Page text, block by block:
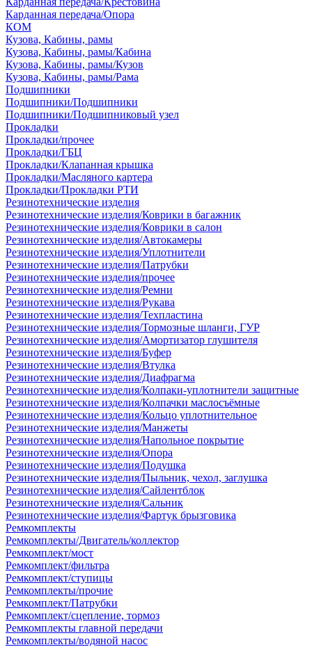
Карданная передача/Опора
КОМ
Кузова, Кабины, рамы
Кузова, Кабины, рамы/Кабина
Кузова, Кабины, рамы/Кузов
Кузова, Кабины, рамы/Рама
Подшипники
Подшипники/Подшипники
Подшипники/Подшипниковый узел
Прокладки
Прокладки/прочее
Прокладки/ГБЦ
Прокладки/Клапанная крышка
Прокладки/Масляного картера
Прокладки/Прокладки РТИ
Резинотехнические изделия
Резинотехнические изделия/Коврики в багажник
Резинотехнические изделия/Коврики в салон
Резинотехнические изделия/Автокамеры
Резинотехнические изделия/Уплотнители
Резинотехнические изделия/Патрубки
Резинотехнические изделия/прочее
Резинотехнические изделия/Ремни
Резинотехнические изделия/Рукава
Резинотехнические изделия/Техпластина
Резинотехнические изделия/Тормозные шланги, ГУР
Резинотехнические изделия/Амортизатор глушителя
Резинотехнические изделия/Буфер
Резинотехнические изделия/Втулка
Резинотехнические изделия/Диафрагма
Резинотехнические изделия/Колпаки-уплотнители защитные
Резинотехнические изделия/Колпачки маслосъёмные
Резинотехнические изделия/Кольцо уплотнительное
Резинотехнические изделия/Манжеты
Резинотехнические изделия/Напольное покрытие
Резинотехнические изделия/Опора
Резинотехнические изделия/Подушка
Резинотехнические изделия/Пыльник, чехол, заглушка
Резинотехнические изделия/Сайлентблок
Резинотехнические изделия/Сальник
Резинотехнические изделия/Фартук брызговика
Ремкомплекты
Ремкомплекты/Двигатель/коллектор
Ремкомплект/мост
Ремкомплект/фильтра
Ремкомплект/ступицы
Ремкомплекты/прочие
Ремкомплект/Патрубки
Ремкомплект/сцепление, тормоз
Ремкомплекты главной передачи
Ремкомплекты/водяной насос